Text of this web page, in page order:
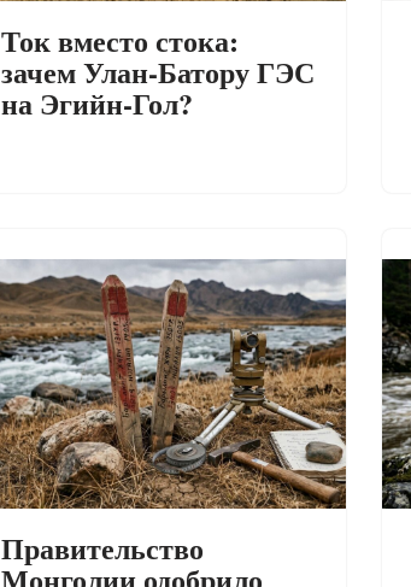
Ток вместо стока:
зачем Улан-Батору ГЭС
на Эгийн-Гол?
Правительство